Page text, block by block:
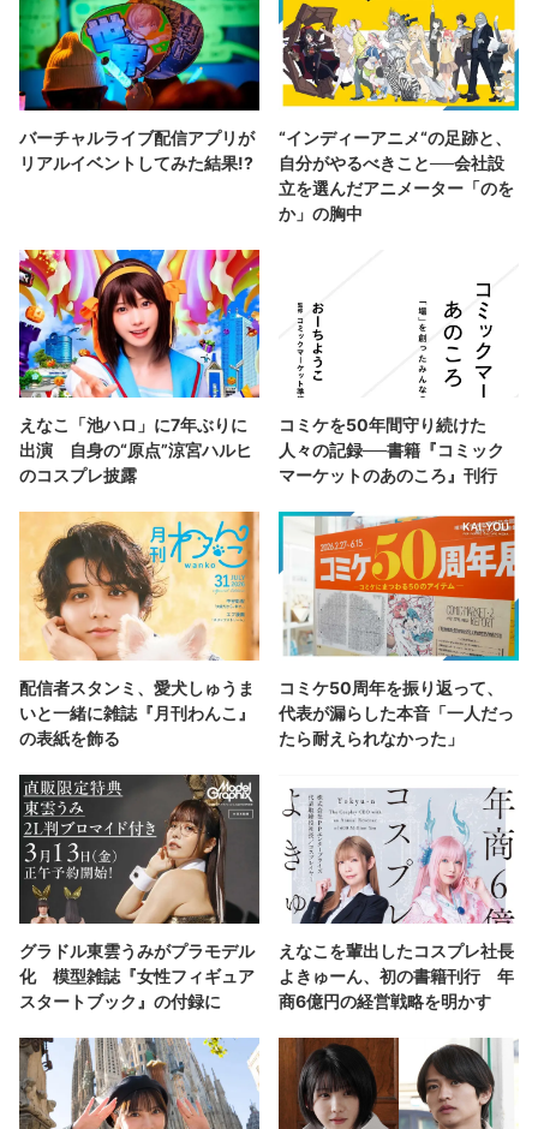
バーチャルライブ配信アプリが
リアルイベントしてみた結果!?
“インディーアニメ“の足跡と、
自分がやるべきこと──会社設
立を選んだアニメーター「のを
か」の胸中
えなこ「池ハロ」に7年ぶりに
出演 自身の“原点”涼宮ハルヒ
のコスプレ披露
コミケを50年間守り続けた
人々の記録──書籍『コミック
マーケットのあのころ』刊行
配信者スタンミ、愛犬しゅうま
いと一緒に雑誌『月刊わんこ』
の表紙を飾る
コミケ50周年を振り返って、
代表が漏らした本音「一人だっ
たら耐えられなかった」
グラドル東雲うみがプラモデル
化 模型雑誌『女性フィギュア
スタートブック』の付録に
えなこを輩出したコスプレ社長
よきゅーん、初の書籍刊行 年
商6億円の経営戦略を明かす